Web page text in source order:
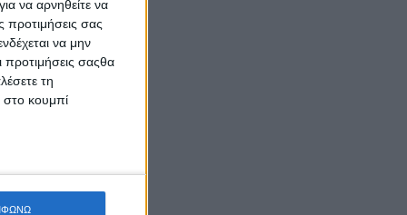
να αρνηθείτε να
προτιμήσεις σας
να μην
προτιμήσεις σαςθα
τη
στο κουμπί